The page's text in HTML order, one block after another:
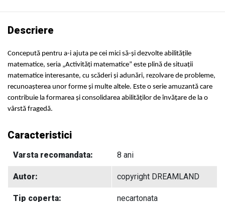
Descriere
Concepută pentru a-i ajuta pe cei mici să-și dezvolte abilitățile
matematice, seria „Activități matematice” este plină de situații
matematice interesante, cu scăderi și adunări, rezolvare de probleme,
recunoașterea unor forme și multe altele. Este o serie amuzantă care
contribuie la formarea și consolidarea abilităților de învățare de la o
vârstă fragedă.
Caracteristici
Varsta recomandata: 8 ani
Autor: copyright DREAMLAND
Tip coperta: necartonata